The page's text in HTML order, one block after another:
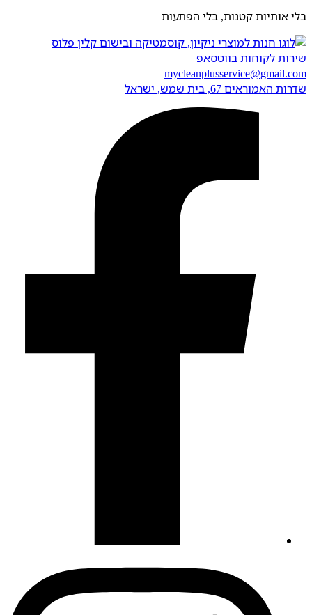
בלי אותיות קטנות, בלי הפתעות
שירות לקוחות בווטסאפ
mycleanplusservice@gmail.com
שדרות האמוראים 67, בית שמש​, ישראל